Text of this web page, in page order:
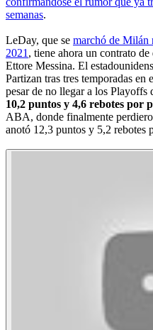
semanas.
LeDay, que se marchó de Milán
2021 , tiene ahora un contrato
Ettore Messina. El
Partizan tras tres temporadas
pesar de no llegar a los
10,2 puntos y 4,6 rebotes por
ABA, donde finalmente
anotó 12,3 puntos y 5,2 rebotes